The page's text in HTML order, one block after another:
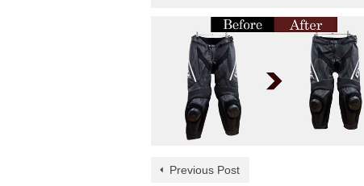
Previous Post